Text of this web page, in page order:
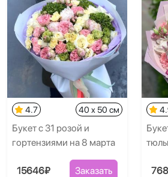
4.7 40 x 50 см
Букет с 31 розой и
гортензиями на 8 марта
15646₽ Заказать